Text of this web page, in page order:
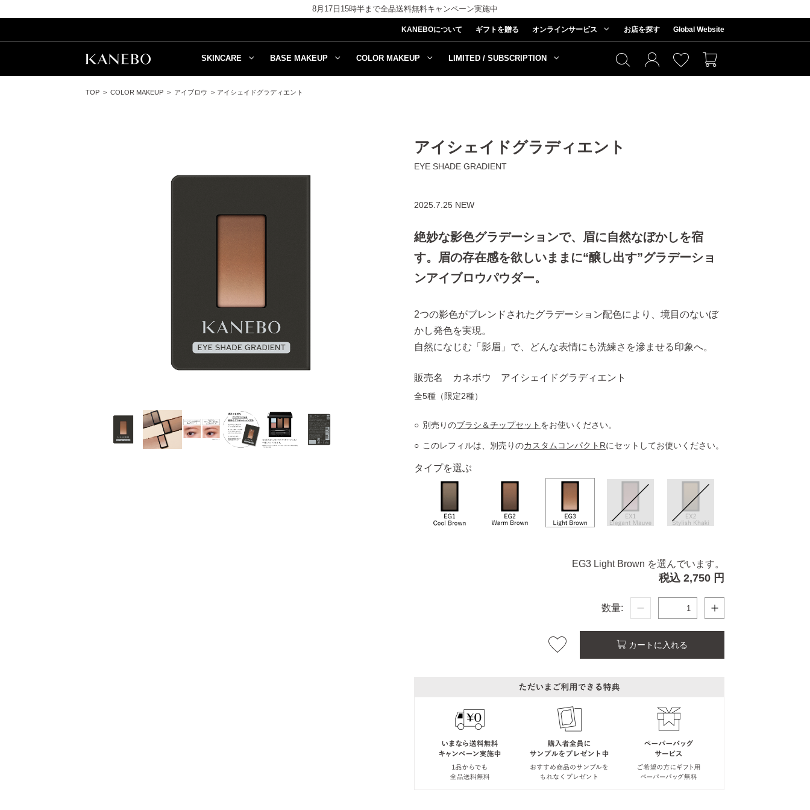
8月17日15時半まで全品送料無料キャンペーン実施中
KANEBOについて ギフトを贈る オンラインサービス お店を探す Global Website
SKINCARE BASE MAKEUP COLOR MAKEUP LIMITED / SUBSCRIPTION
TOP COLOR MAKEUP アイブロウ アイシェイドグラディエント
アイシェイドグラディエント
EYE SHADE GRADIENT
2025.7.25 NEW
絶妙な影色グラデーションで、眉に自然なぼかしを宿
す。眉の存在感を欲しいままに“醸し出す”グラデーショ
ンアイブロウパウダー。
2つの影色がブレンドされたグラデーション配色により、境目のないぼ
かし発色を実現。
自然になじむ「影眉」で、どんな表情にも洗練さを滲ませる印象へ。
販売名 カネボウ アイシェイドグラディエント
全5種（限定2種）
別売りのブラシ＆チップセット をお使いください。
このレフィルは、別売りのカスタムコンパクトRにセットしてお使いください。
タイプを選ぶ
EG3 Light Brown を選んでいます。
税込 2,750 円
数量:
カートに入れる